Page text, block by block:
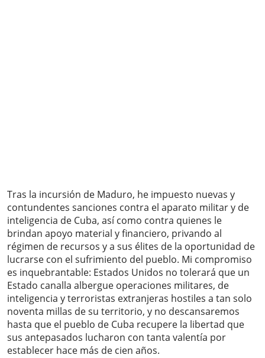
Tras la incursión de Maduro, he impuesto nuevas y
contundentes sanciones contra el aparato militar y de
inteligencia de Cuba, así como contra quienes le
brindan apoyo material y financiero, privando al
régimen de recursos y a sus élites de la oportunidad de
lucrarse con el sufrimiento del pueblo. Mi compromiso
es inquebrantable: Estados Unidos no tolerará que un
Estado canalla albergue operaciones militares, de
inteligencia y terroristas extranjeras hostiles a tan solo
noventa millas de su territorio, y no descansaremos
hasta que el pueblo de Cuba recupere la libertad que
sus antepasados ​​lucharon con tanta valentía por
establecer hace más de cien años.